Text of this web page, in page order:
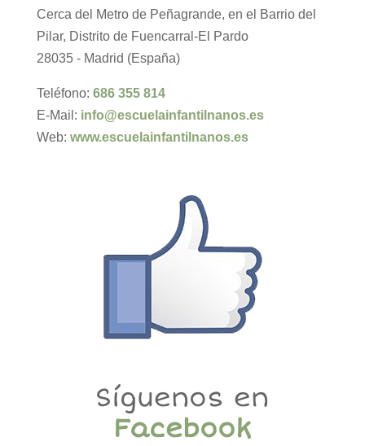
Cerca del Metro de Peñagrande, en el Barrio del
Pilar, Distrito de Fuencarral-El Pardo
28035 - Madrid (España)
Teléfono: 686 355 814
E-Mail: info@escuelainfantilnanos.es
Web: www.escuelainfantilnanos.es
Síguenos en
Facebook